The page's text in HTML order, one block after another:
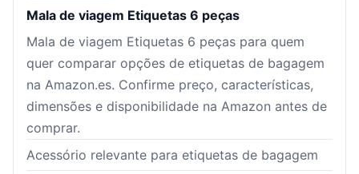
Mala de viagem Etiquetas 6 peças
Mala de viagem Etiquetas 6 peças para quem
quer comparar opções de etiquetas de bagagem
na Amazon.es. Confirme preço, características,
dimensões e disponibilidade na Amazon antes de
comprar.
Acessório relevante para etiquetas de bagagem